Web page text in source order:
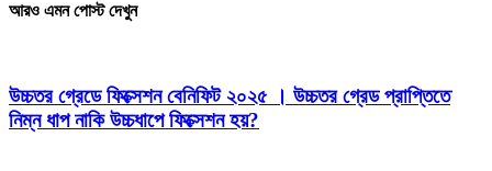
আরও এমন পোস্ট দেখুন
উচ্চতর গ্রেডে ফিক্সেশন বেনিফিট ২০২৫ । উচ্চতর গ্রেড প্রাপ্তিতে
নিম্ন ধাপ নাকি উচ্চধাপে ফিক্সেশন হয়?